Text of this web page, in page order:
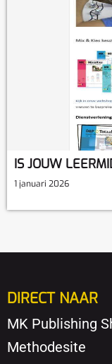
IS JOUW
1 januari 2026
DIRECT NAAR
MK Publishing
Methodesite